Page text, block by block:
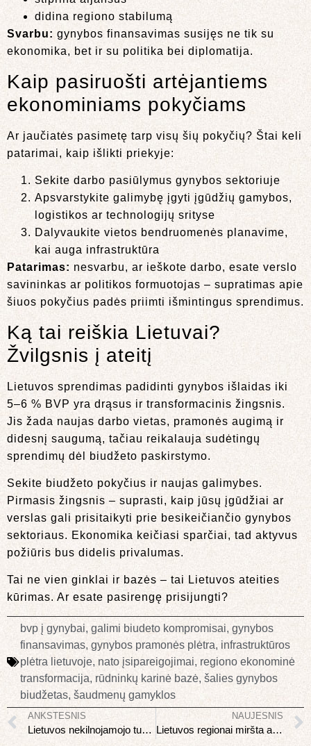
didina regiono stabilumą
Svarbu: gynybos finansavimas susijęs ne tik su
ekonomika, bet ir su politika bei diplomatija.
Kaip pasiruošti artėjantiems
ekonominiams pokyčiams
Ar jaučiatės pasimetę tarp visų šių pokyčių? Štai keli
patarimai, kaip išlikti priekyje:
Sekite darbo pasiūlymus gynybos sektoriuje
Apsvarstykite galimybę įgyti įgūdžių gamybos,
logistikos ar technologijų srityse
Dalyvaukite vietos bendruomenės planavime,
kai auga infrastruktūra
Patarimas: nesvarbu, ar ieškote darbo, esate verslo
savininkas ar politikos formuotojas – supratimas apie
šiuos pokyčius padės priimti išmintingus sprendimus.
Ką tai reiškia Lietuvai?
Žvilgsnis į ateitį
Lietuvos sprendimas padidinti gynybos išlaidas iki
5–6 % BVP yra drąsus ir transformacinis žingsnis.
Jis žada naujas darbo vietas, pramonės augimą ir
didesnį saugumą, tačiau reikalauja sudėtingų
sprendimų dėl biudžeto paskirstymo.
Sekite biudžeto pokyčius ir naujas galimybes.
Pirmasis žingsnis – suprasti, kaip jūsų įgūdžiai ar
verslas gali prisitaikyti prie besikeičiančio gynybos
sektoriaus. Ekonomika keičiasi sparčiai, tad aktyvus
požiūris bus didelis privalumas.
Tai ne vien ginklai ir bazės – tai Lietuvos ateities
kūrimas. Ar esate pasirengę prisijungti?
bvp į gynybai, galimi biudeto kompromisai, gynybos
finansavimas, gynybos pramonės plėtra, infrastruktūros
plėtra lietuvoje, nato įsipareigojimai, regiono ekonominė
transformacija, rūdninkų karinė bazė, šalies gynybos
biudžetas, šaudmenų gamyklos
ANKSTESNIS
Lietuvos nekilnojamojo turto rinka 2026: ar verta pirkti dabar
NAUJESNIS
Lietuvos regionai miršta ar atgyja: mažų miestelių ateitis 2026